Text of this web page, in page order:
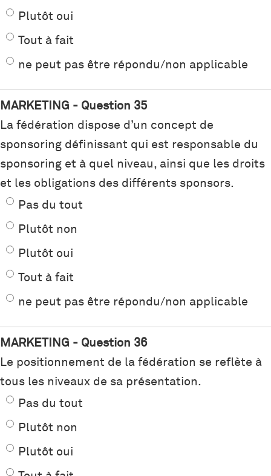
Plutôt oui
Tout à fait
ne peut pas être répondu/non applicable
MARKETING - Question 35
La fédération dispose d’un concept de
sponsoring définissant qui est responsable du
sponsoring et à quel niveau, ainsi que les droits
et les obligations des différents sponsors.
Pas du tout
Plutôt non
Plutôt oui
Tout à fait
ne peut pas être répondu/non applicable
MARKETING - Question 36
Le positionnement de la fédération se reflète à
tous les niveaux de sa présentation.
Pas du tout
Plutôt non
Plutôt oui